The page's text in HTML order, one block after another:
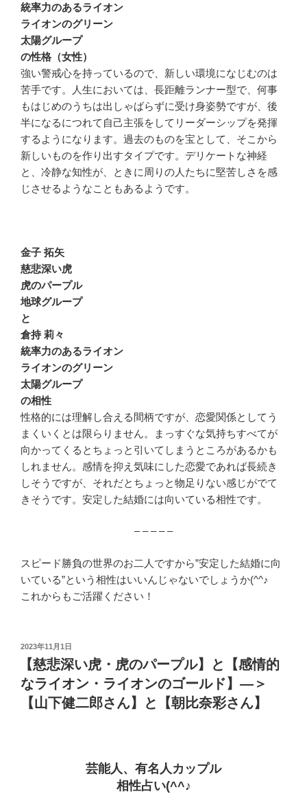
統率力のあるライオン
ライオンのグリーン
太陽グループ
の性格（女性）
強い警戒心を持っているので、新しい環境になじむのは
苦手です。人生においては、長距離ランナー型で、何事
もはじめのうちは出しゃばらずに受け身姿勢ですが、後
半になるにつれて自己主張をしてリーダーシップを発揮
するようになります。過去のものを宝として、そこから
新しいものを作り出すタイプです。デリケートな神経
と、冷静な知性が、ときに周りの人たちに堅苦しさを感
じさせるようなこともあるようです。
金子 拓矢
慈悲深い虎
虎のパープル
地球グループ
と
倉持 莉々
統率力のあるライオン
ライオンのグリーン
太陽グループ
の相性
性格的には理解し合える間柄ですが、恋愛関係としてう
まくいくとは限らりません。まっすぐな気持ちすべてが
向かってくるとちょっと引いてしまうところがあるかも
しれません。感情を抑え気味にした恋愛であれば長続き
しそうですが、それだとちょっと物足りない感じがでて
きそうです。安定した結婚には向いている相性です。
– – – – –
スピード勝負の世界のお二人ですから”安定した結婚に向
いている”という相性はいいんじゃないでしょうか(^^♪
これからもご活躍ください！
投
日:
2023年11月1日
【慈悲深い虎・虎のパープル】と【感情的
なライオン・ライオンのゴールド】―＞
【山下健二郎さん】と【朝比奈彩さん】
芸能人、有名人カップル
相性占い(^^♪